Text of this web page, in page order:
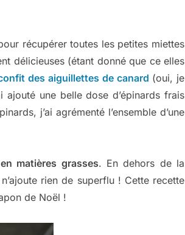
récupérer toutes les petites miettes
délicieuses (étant donné que ce elles
des aiguillettes de canard (oui, je
une belle dose d’épinards frais
j’ai agrémenté l’ensemble d’une
matières grasses. En dehors de la
rien de superflu ! Cette recette
de Noël !